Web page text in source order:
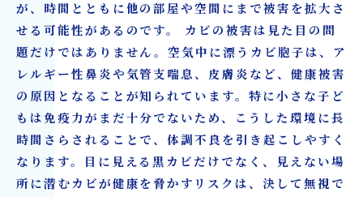
が、時間とともに他の部屋や空間にまで被害を拡大さ
せる可能性があるのです。 カビの被害は見た目の問
題だけではありません。空気中に漂うカビ胞子は、ア
レルギー性鼻炎や気管支喘息、皮膚炎など、健康被害
の原因となることが知られています。特に小さな子ど
もは免疫力がまだ十分でないため、こうした環境に長
時間さらされることで、体調不良を引き起こしやすく
なります。目に見える黒カビだけでなく、見えない場
所に潜むカビが健康を脅かすリスクは、決して無視で